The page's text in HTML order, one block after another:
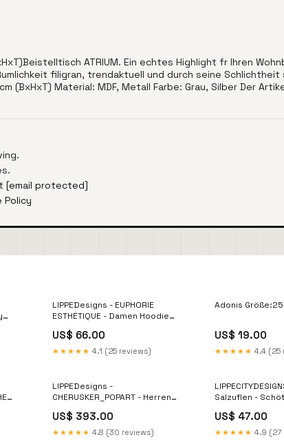
ATRIUM. Ein echtes Highlight fr Ihren
filigran, trendaktuell und durch seine
(BxHxT) Material: MDF, Metall Farbe: Grau, Silber Der
[email protected]
Policy
LIPPEDesigns - EUPHORIE
ESTHÉTIQUE - Damen Hoodie
US$ 66.00
★★★★★ 4.1 (25 reviews)
Adonis
US$ 19.00
★★★★★ 4.4 (25
LIPPEDesigns -
CHERUSKER_POPART - Herren
US$ 393.00
★★★★★ 4.8 (30 reviews)
Salzuflen - Schötmar -
Farbe:Airforce
US$ 47.00
★★★★★ 4.9 (27